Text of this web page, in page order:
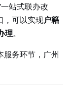
站式联办改
，可以实现户籍
理。
服务环节，广州